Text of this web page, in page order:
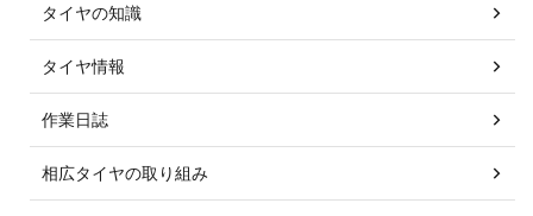
タイヤの知識
タイヤ情報
作業日誌
相広タイヤの取り組み